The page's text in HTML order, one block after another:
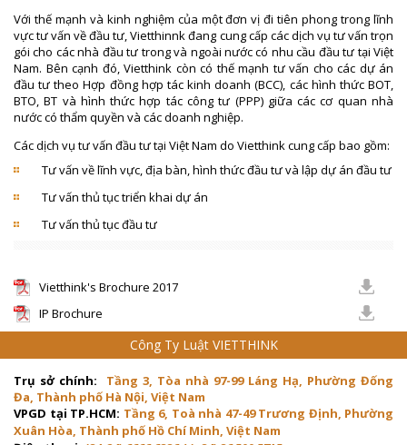
Với thế mạnh và kinh nghiệm của một đơn vị đi tiên phong trong lĩnh
vực tư vấn về đầu tư, Vietthinnk đang cung cấp các dịch vụ tư vấn trọn
gói cho các nhà đầu tư trong và ngoài nước có nhu cầu đầu tư tại Việt
Nam. Bên cạnh đó, Vietthink còn có thế mạnh tư vấn cho các dự án
đầu tư theo Hợp đồng hợp tác kinh doanh (BCC), các hình thức BOT,
BTO, BT và hình thức hợp tác công tư (PPP) giữa các cơ quan nhà
nước có thẩm quyền và các doanh nghiệp.
Các dịch vụ tư vấn đầu tư tại Việt Nam do Vietthink cung cấp bao gồm:
Tư vấn về lĩnh vực, địa bàn, hình thức đầu tư và lập dự án đầu tư
Tư vấn thủ tục triển khai dự án
Tư vấn thủ tục đầu tư
Vietthink's Brochure 2017
IP Brochure
Công Ty Luật VIETTHINK
Trụ sở chính:
Tầng 3, Tòa nhà 97-99 Láng Hạ, Phường Đống
Đa, Thành phố Hà Nội, Việt Nam
VPGD tại TP.HCM: Tầng 6, Toà nhà 47-49 Trương Định, Phường
Xuân Hòa, Thành phố Hồ Chí Minh, Việt Nam